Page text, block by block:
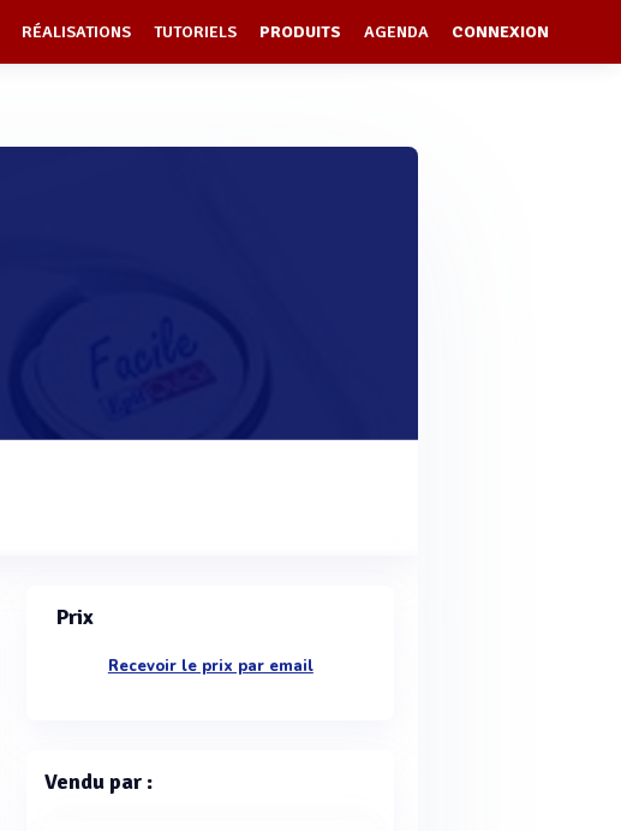
RÉALISATIONS TUTORIELS PRODUITS AGENDA CONNEXION
Prix
Recevoir le prix par email
Vendu par :